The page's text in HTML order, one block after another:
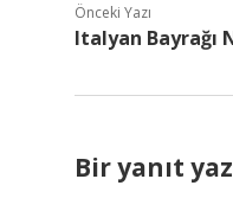
Önceki Yazı
Italyan Bayrağı
Bir yanıt